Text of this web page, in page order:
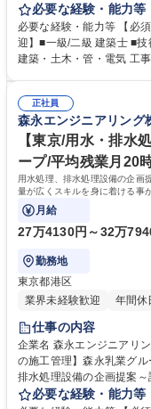
品メーカーの飲料,アイス,
施工/試運転/引渡しまでを一気通貫で
築、既存ラインの増改修、
身にける事が可能です(実
化も行っています。それに
応、CO2排出量削減等で世の中
京/食品プラントエンジニ
必要な経験・能力等
必要な経験・能力等 【必
迎】■一級/二級 建築士 ■技術士
建築・土木・管・電気 工事施工管理技士 【当
で、施工先は食品、水産、
に合わせた食品プラント、
す。安全で美味しい製品
入れた先進のプラントを構築しています。 学
高専 語学力： 資格：一
技士
正社員
森永エンジニアリング
【東京/用水・排水
ープ/平均残業月20
用水処理、排水処理設備の企画
量が広くスキルを身に着ける事
の構成で、納入先は食品、水産
月給
27万4130円～32万
勤務地
東京都港区
業界未経験歓迎
年間休
仕事の内容
企業名 森永エンジニアリング株式会社 求人名 【東
の施工管理】森永乳業グループ/平均残
排水処理設備の企画提案
す。裁量が広くスキルを
必要な経験・能力等